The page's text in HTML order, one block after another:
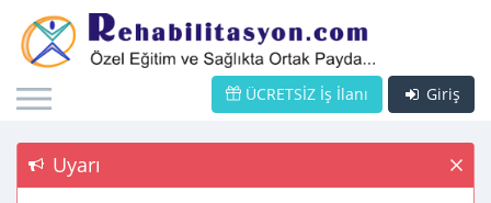
Giriş
ÜCRETSİZ İş İlanı
Uyarı